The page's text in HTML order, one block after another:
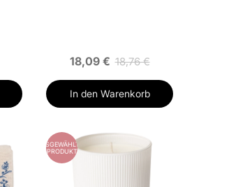
18,09 € 18,76 €
In den Warenkorb
AUSGEWÄHLTES
PRODUKT